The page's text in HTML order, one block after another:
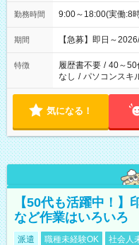
勤務時間 9:00～18:00(実働:8
期間 【急募】即日～
特徴 履歴書不要 / 40～50
なし / パソコンスキ
気になる！
【50代も活躍中！】
など作業はいろいろ
派遣 職種未経験OK 社会人